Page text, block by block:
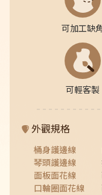
可加工缺
可輕客製
外觀規格
桶身護邊線
琴頭護邊線
面板面花線
口輪圈面花線